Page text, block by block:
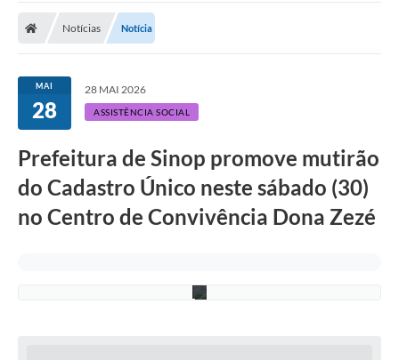
Notícias Notícia
MAI
28
28 MAI 2026
ASSISTÊNCIA SOCIAL
Prefeitura de Sinop promove mutirão
do Cadastro Único neste sábado (30)
no Centro de Convivência Dona Zezé
y
e